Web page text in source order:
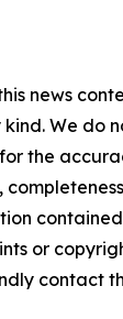
news
We do
the
or
contact